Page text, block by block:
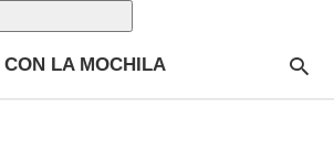
CON LA MOCHILA